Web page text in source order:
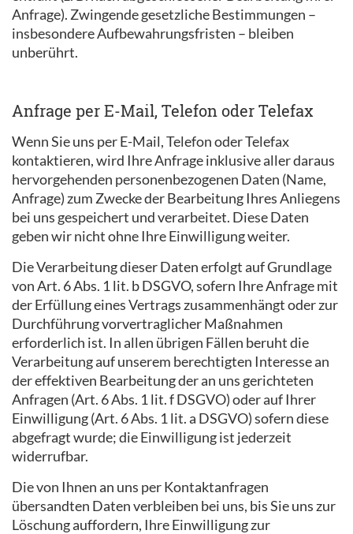
Anfrage). Zwingende gesetzliche Bestimmungen –
insbesondere Aufbewahrungsfristen – bleiben
unberührt.
Anfrage per E-Mail, Telefon oder Telefax
Wenn Sie uns per E-Mail, Telefon oder Telefax
kontaktieren, wird Ihre Anfrage inklusive aller daraus
hervorgehenden personenbezogenen Daten (Name,
Anfrage) zum Zwecke der Bearbeitung Ihres Anliegens
bei uns gespeichert und verarbeitet. Diese Daten
geben wir nicht ohne Ihre Einwilligung weiter.
Die Verarbeitung dieser Daten erfolgt auf Grundlage
von Art. 6 Abs. 1 lit. b DSGVO, sofern Ihre Anfrage mit
der Erfüllung eines Vertrags zusammenhängt oder zur
Durchführung vorvertraglicher Maßnahmen
erforderlich ist. In allen übrigen Fällen beruht die
Verarbeitung auf unserem berechtigten Interesse an
der effektiven Bearbeitung der an uns gerichteten
Anfragen (Art. 6 Abs. 1 lit. f DSGVO) oder auf Ihrer
Einwilligung (Art. 6 Abs. 1 lit. a DSGVO) sofern diese
abgefragt wurde; die Einwilligung ist jederzeit
widerrufbar.
Die von Ihnen an uns per Kontaktanfragen
übersandten Daten verbleiben bei uns, bis Sie uns zur
Löschung auffordern, Ihre Einwilligung zur